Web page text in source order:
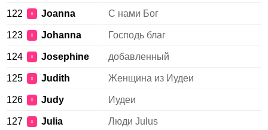
122 ♀ Joanna С нами Бог
123 ♀ Johanna Господь благ
124 ♀ Josephine добавленный
125 ♀ Judith Женщина из Иудеи
126 ♀ Judy Иудеи
127 ♀ Julia Люди Julus